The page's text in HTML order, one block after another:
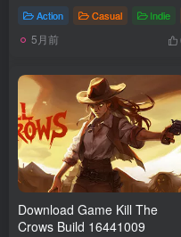
Action Casual Indie
5月前
Download Game Kill The
Crows Build 16441009